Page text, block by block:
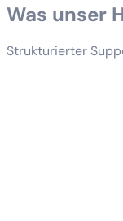
Was unser
Strukturierter